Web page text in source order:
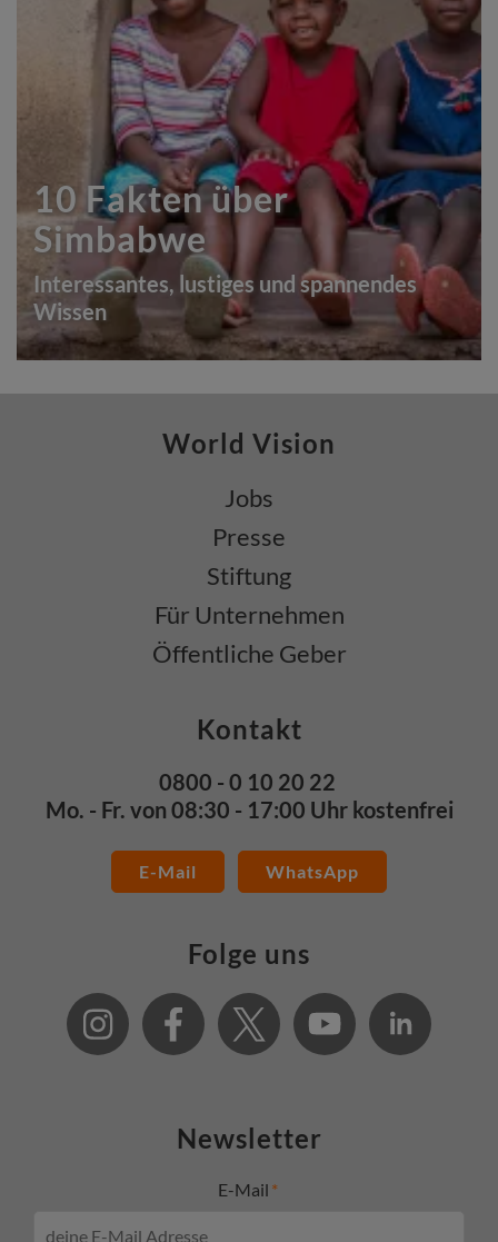
10 Fakten über
Simbabwe
Interessantes, lustiges und spannendes
Wissen
World Vision
Jobs
Presse
Stiftung
Für Unternehmen
Öffentliche Geber
Kontakt
0800 - 0 10 20 22
Mo. - Fr. von 08:30 - 17:00 Uhr kostenfrei
E-Mail WhatsApp
Folge uns
Newsletter
E-Mail